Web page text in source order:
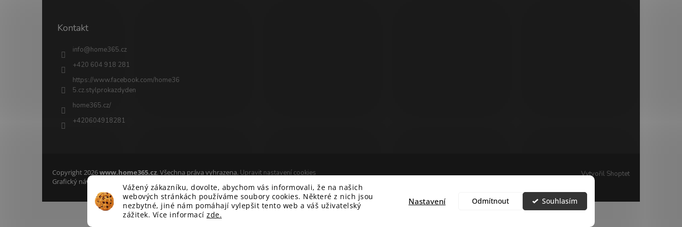
Vážený zákazníku, dovolte, abychom vás informovali, že na našich
webových stránkách používáme soubory cookies. Některé z nich jsou
nezbytné, jiné nám pomáhají vylepšit tento web a váš uživatelský
zážitek. Více informací zde.
Souhlasím
Odmítnout
Nastavení
Kontakt
info@home365.cz
+420 604 918 281
https://www.facebook.com/home36
5.cz.stylprokazdyden
home365.cz/
+420604918281
Vytvořil Shoptet
Copyright 2026www.home365.cz. Všechna práva vyhrazena. Upravit nastavení cookies
Grafický návrh vytvořil a na Shoptet implementoval